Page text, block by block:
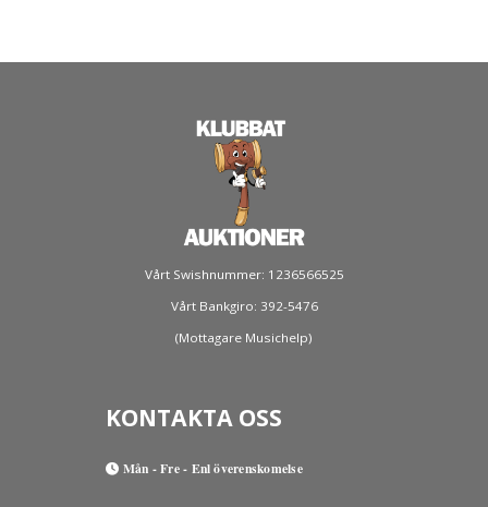
Vårt Swishnummer: 1236566525
Vårt Bankgiro: 392-5476
(Mottagare Musichelp)
KONTAKTA OSS
Mån - Fre - Enl överenskomelse